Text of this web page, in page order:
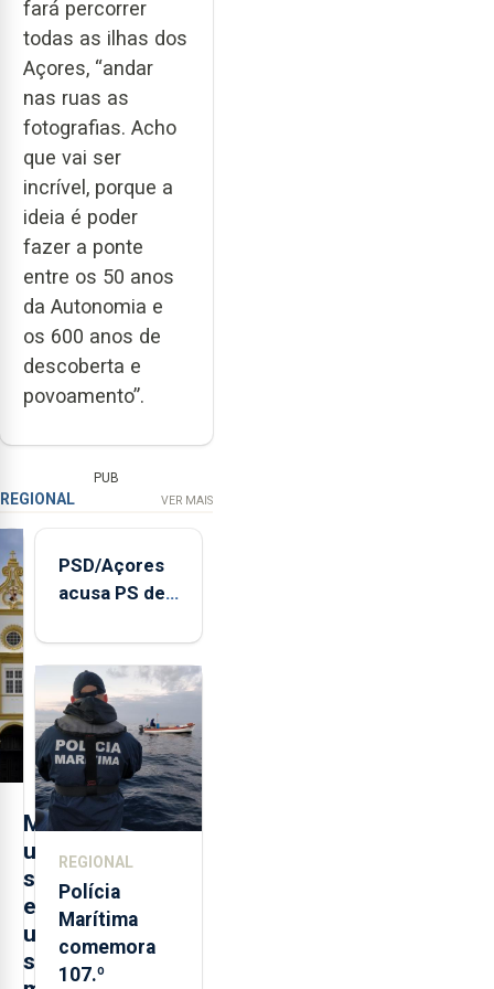
fará percorrer
todas as ilhas dos
Açores, “andar
nas ruas as
fotografias. Acho
que vai ser
incrível, porque a
ideia é poder
fazer a ponte
entre os 50 anos
da Autonomia e
os 600 anos de
descoberta e
povoamento”.
PUB
REGIONAL VER MAIS
M
u
s
e
u
s
PSD/Açores
acusa PS de
contraditória"
sobre
evolução
turística
REGIONAL
Polícia
Marítima
comemora
107.º